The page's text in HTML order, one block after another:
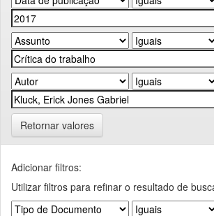
Retornar valores
Adicionar filtros:
Utilizar filtros para refinar o resultado de